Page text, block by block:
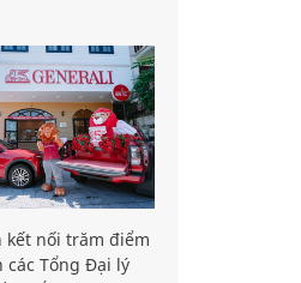
kết nối trăm điểm
các Tổng Đại lý